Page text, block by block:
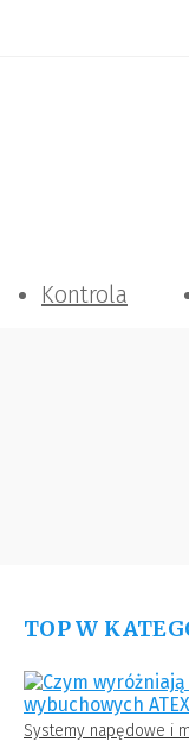
Kontrola
TOP W
Systemy napędowe i